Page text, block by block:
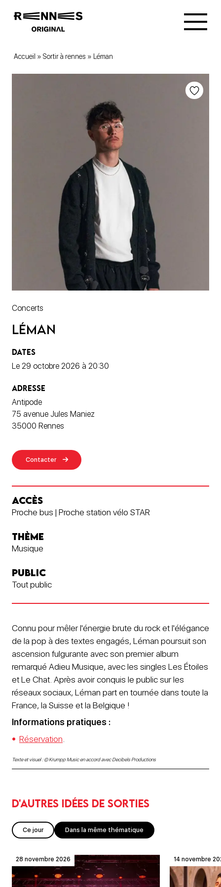
Accueil » Sortir à rennes » Léman
Concerts
Léman
DATES
Le 29 octobre 2026 à 20:30
ADRESSE
Antipode
75 avenue Jules Maniez
35000 Rennes
Contacter
ACCÈS
Proche bus | Proche station vélo STAR
THÈME
Musique
PUBLIC
Tout public
Connu pour mêler l'énergie brute du rock et l'élégance
de la pop à des textes engagés, Léman poursuit son
ascension fulgurante avec son premier album
remarqué Adieu Musique, avec les singles Les Étoiles
et Le Chat. Après avoir conquis le public sur les
réseaux sociaux, Léman part en tournée dans toute la
France, la Suisse et la Belgique !
Informations pratiques :
Réservation
Texte et visuel : © ​Krumpp Music en accord avec Decibels Productions
D'autres idées de sorties
Ce jour Dans la même thématique
28 novembre 2026 14 novembre